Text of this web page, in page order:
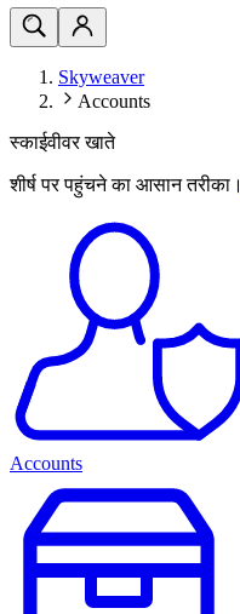
Skyweaver
Accounts
स्काईवीवर खाते
शीर्ष पर पहुंचने का आसान तरीका।
Accounts